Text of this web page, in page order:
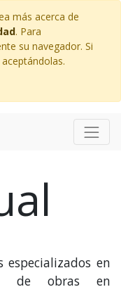
más acerca de
. Para
su navegador. Si
especializados en
de obras en